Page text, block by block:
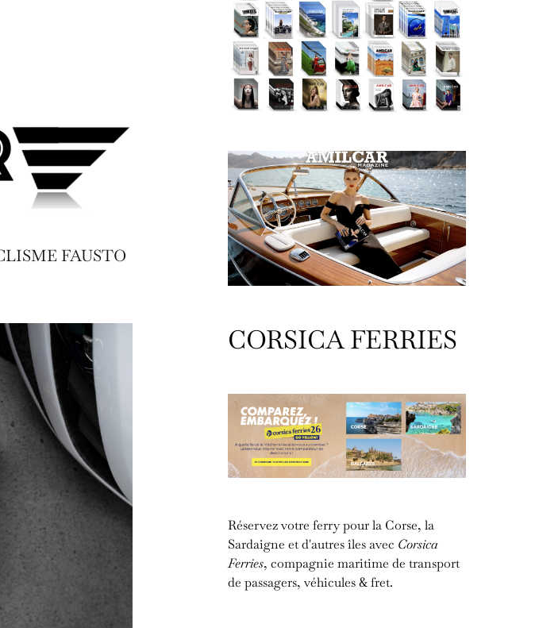
FAUSTO
CORSICA FERRIES
Réservez votre ferry pour la Corse, la
Sardaigne et d'autres îles avec Corsica
Ferries, compagnie maritime de transport
de passagers, véhicules & fret.